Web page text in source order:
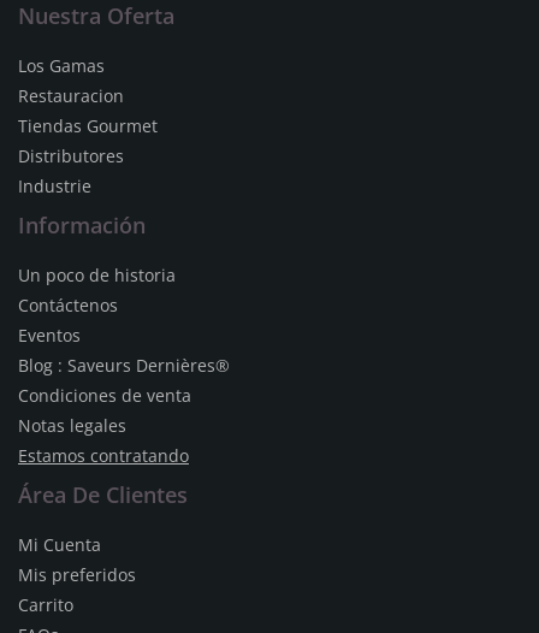
Nuestra Oferta
Los Gamas
Restauracion
Tiendas Gourmet
Distributores
Industrie
Información
Un poco de historia
Contáctenos
Eventos
Blog : Saveurs Dernières®
Condiciones de venta
Notas legales
Estamos contratando
Área De Clientes
Mi Cuenta
Mis preferidos
Carrito